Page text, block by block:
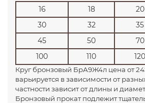
16 18 20
30
32 35
45
50 70
100
110 120
Круг бронзовый БрА9Ж4л цена от
варьируется в зависимости от
частности зависит от длины и
Бронзовый прокат подлежит